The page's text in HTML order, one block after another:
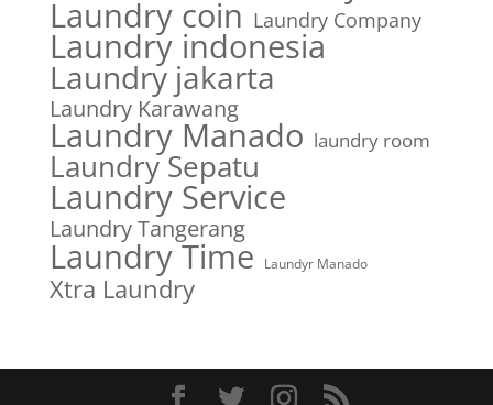
Laundry coin Laundry Company
Laundry indonesia
Laundry jakarta
Laundry Karawang
Laundry Manado laundry room
Laundry Sepatu
Laundry Service
Laundry Tangerang
Laundry Time Laundyr Manado
Xtra Laundry